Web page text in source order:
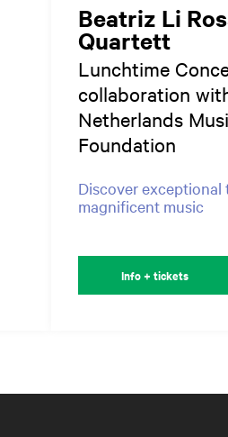
Beatriz Li
Quartett
Lunchtime
collaboration
Netherlands
Foundation
Discover exceptional
magnificent music
Info + tickets